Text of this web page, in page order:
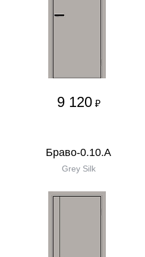
9 120 ₽
Браво-0.10.А
Grey Silk